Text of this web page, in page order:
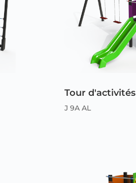
Tour d'activités
J 9A AL